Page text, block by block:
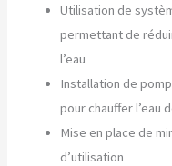
Utilisation de
permettant de
l’eau
Installation de
pour chauffer l’eau
Mise en place de
d’utilisation